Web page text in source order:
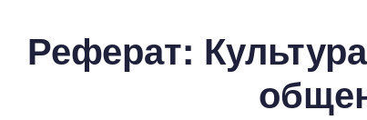
Реферат: